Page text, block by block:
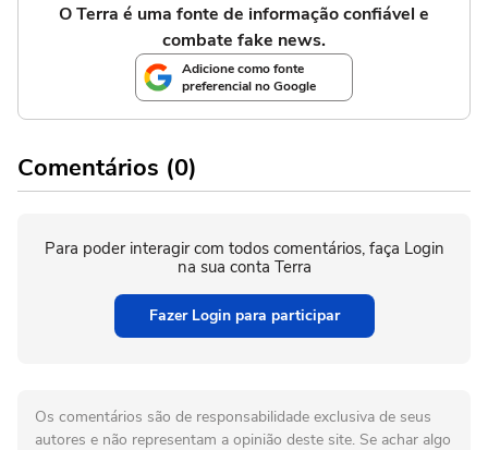
O Terra é uma fonte de informação confiável e
combate fake news.
Adicione como fonte
preferencial no Google
Comentários (0)
Para poder interagir com todos comentários, faça Login
na sua conta Terra
Fazer Login para participar
Os comentários são de responsabilidade exclusiva de seus
autores e não representam a opinião deste site. Se achar algo